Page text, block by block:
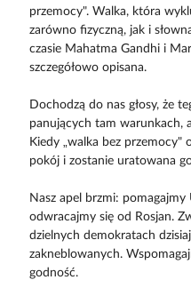
przemocy". Walka, która
zarówno fizyczną, jak i
czasie Mahatma Gandhi i
szczegółowo opisana.
Dochodzą do nas głosy, że
panujących tam warunkach,
Kiedy „walka bez przemocy"
pokój i zostanie uratowana
Nasz apel brzmi:
odwracajmy się od Rosjan.
dzielnych demokratach
zakneblowanych.
godność.